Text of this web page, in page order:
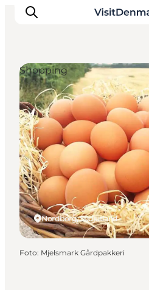
Inspiration
Regionen
Erlebnisse
Unterkünfte
Reiseplanung
Nordborg, Südjütland
Shopping
Foto: Mjelsmark Gårdpakkeri